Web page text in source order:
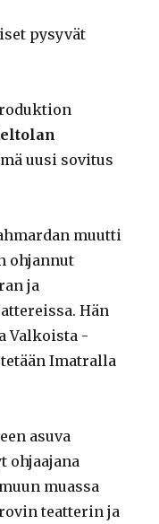
pysyvät
uusi sovitus
muutti
ohjannut
ja
Hän
Valkoista -
Imatralla
asuva
ohjaajana
muassa
teatterin ja